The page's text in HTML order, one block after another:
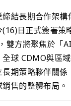
締結長期合作架
日正式簽署策
雙方將聚焦於「
全球 CDMO與區
期策略夥伴關係
售的整體布局。